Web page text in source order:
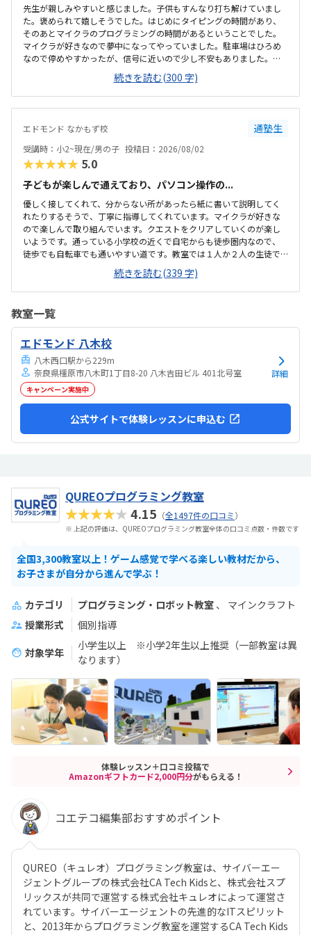
先生が親しみやすいと感じました。子供もすんなり打ち解けていまし
た。褒められて嬉しそうでした。はじめにタイピングの時間があり、
そのあとマイクラのプログラミングの時間があるということでした。
マイクラが好きなので夢中になってやっていました。駐車場はひろめ
なので停めやすかったが、信号に近いので少し不安もありました。清
潔感がありました。冷房も効いていて過ごしやすいと感じました。机
や椅子も使いやすそうでした。月のうち2回で、自由に日程を決められ
るのは嬉しいと感じました。1回にかかる費用が安くはないので考えて
しまいます。マイクラが好きなので夢中になってやっていたので嬉し
続きを読む(300 字)
エドモンド なかもず校 通塾生
受講時：小2~現在/男の子 投稿日：2026/08/02
★★★★★ 5.0
子どもが楽しんで通えており、パソコン操作の...
優しく接してくれて、分からない所があったら紙に書いて説明してく
れたりするそうで、丁寧に指導してくれています。マイクラが好きな
ので楽しんで取り組んでいます。クエストをクリアしていくのが楽し
いようです。通っている小学校の近くで自宅からも徒歩圏内なので、
徒歩でも自転車でも通いやすい道です。教室では１人か２人の生徒で
マイペースに取り組めているようです。特に気になることはありませ
ん。もっと安い方が嬉しいですが、プログラミング教室の月謝として
は一般的な料金だと思います。クエストをクリアしていくのが進んで
コンがないけれど、アルファベットを覚えたりタイピングができるよ
うになっているので良かったと思っています。特にありません。
続きを読む(339 字)
教室一覧
エドモンド 八木校
八木西口駅から229m
奈良県橿原市八木町1丁目8-20 八木吉田ビル 401北号室
キャンペーン実施中
詳細
公式サイトで体験レッスンに申込む
QUREOプログラミング教室
★★★★★4.15 （全1497件の口コミ）
※ 上記の評価は、QUREOプログラミング教室全体の口コミ点数・件数です
全国3,300教室以上！ゲーム感覚で学べる楽しい教材だから、
お子さまが自分から進んで学ぶ！
カテゴリ プログラミング・ロボット教室
マインクラフト
授業形式
個別指導
対象学年
小学生以上 ※小学2年生以上推奨（一部教室は異
なります）
体験レッスン＋口コミ投稿で
Amazonギフトカード2,000円分がもらえる！
コエテコ編集部おすすめポイント
QUREO（キュレオ）プログラミング教室は、サイバーエー
ジェントグループの株式会社CA Tech Kidsと、株式会社スプ
リックスが共同で運営する株式会社キュレオによって運営さ
れています。サイバーエージェントの先進的なITスピリット
と、2013年からプログラミング教室を運営するCA Tech Kids